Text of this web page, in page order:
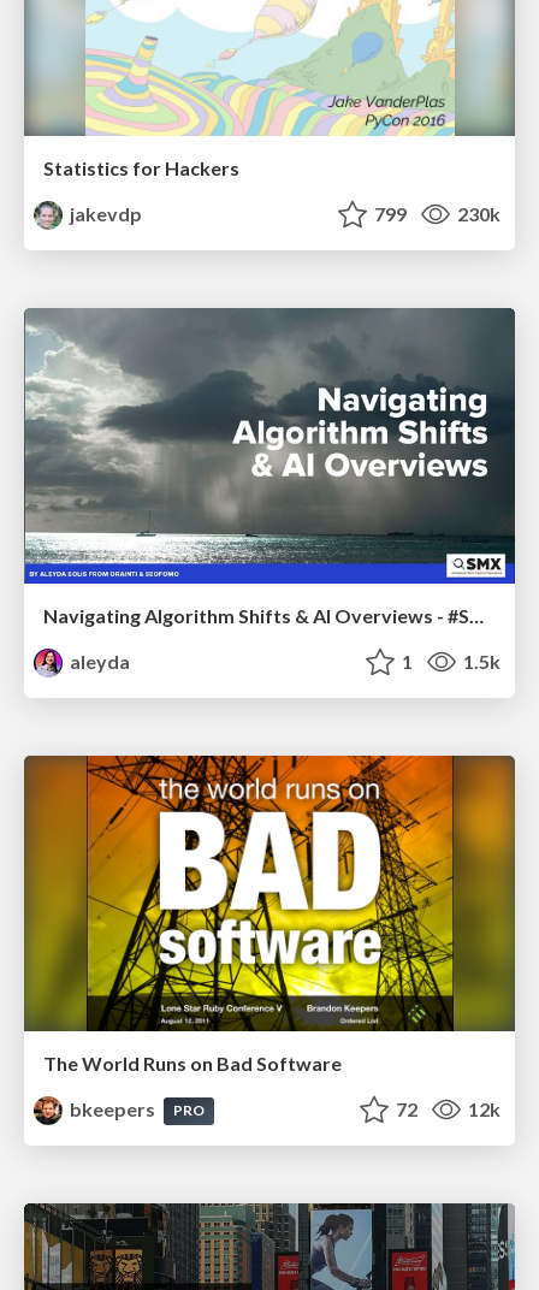
Statistics for Hackers
jakevdp
799 230k
Navigating Algorithm Shifts & AI Overviews - #SMXNext
aleyda
1 1.5k
The World Runs on Bad Software
bkeepers
PRO 72 12k